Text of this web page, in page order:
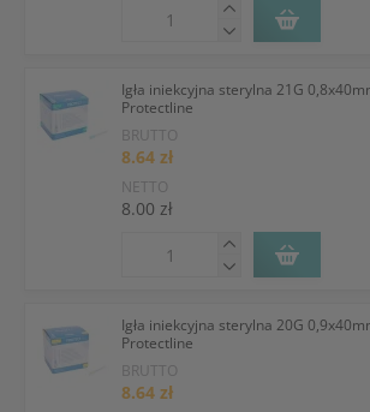
Igła iniekcyjna sterylna 21G
Protectline
BRUTTO
8.64 zł
NETTO
8.00 zł
Igła iniekcyjna sterylna 20G
Protectline
BRUTTO
8.64 zł